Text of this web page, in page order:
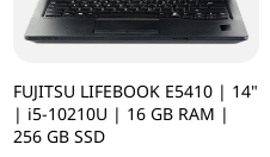
FUJITSU LIFEBOOK E5410 | 14"
| i5-10210U | 16 GB RAM |
256 GB SSD